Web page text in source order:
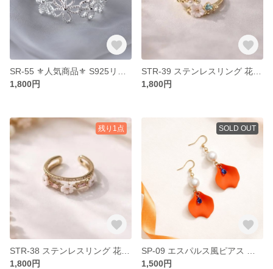
1,800円
1,800円
残り1点
1,800円
SOLD OUT
1,500円